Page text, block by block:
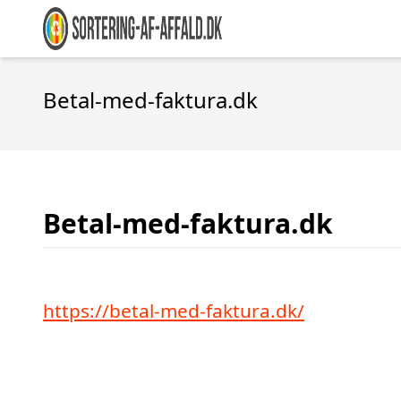
Betal-med-faktura.dk
Betal-med-faktura.dk
https://betal-med-faktura.dk/